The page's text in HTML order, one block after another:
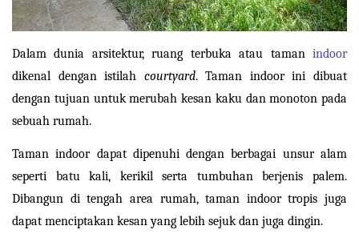
Dalam dunia arsitektur, ruang terbuka atau taman indoor
dikenal dengan istilah courtyard. Taman indoor ini dibuat
dengan tujuan untuk merubah kesan kaku dan monoton pada
sebuah rumah.
Taman indoor dapat dipenuhi dengan berbagai unsur alam
seperti batu kali, kerikil serta tumbuhan berjenis palem.
Dibangun di tengah area rumah, taman indoor tropis juga
dapat menciptakan kesan yang lebih sejuk dan juga dingin.